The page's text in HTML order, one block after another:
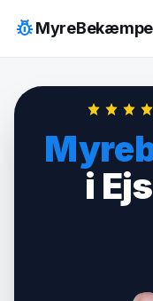
indhold
pest_control
i